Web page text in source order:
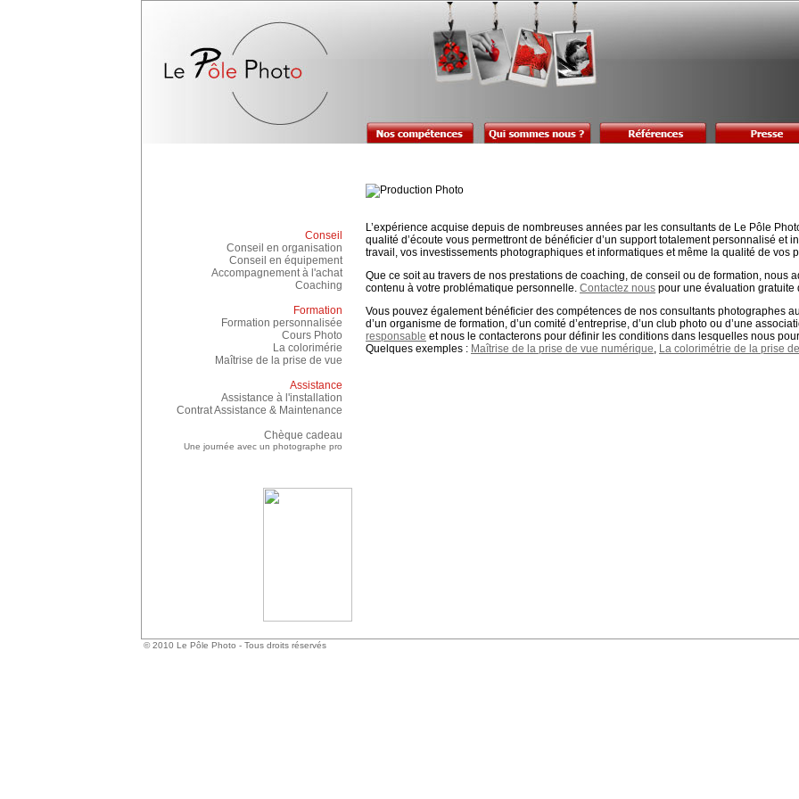
Conseil
Conseil en organisation
Conseil en équipement
Accompagnement à l'achat
Coaching
Formation
Formation personnalisée
Cours Photo
La colorimérie
Maîtrise de la prise de vue
Assistance
Assistance à l'installation
Contrat Assistance & Maintenance
Chèque cadeau
Une journée avec un photographe pro
L’expérience acquise depuis de nombreuses années par les consultants de Le Pôle
qualité d’écoute vous permettront de bénéficier d’un support totalement personnalisé et
travail, vos investissements photographiques et informatiques et même la qualité de vos
Que ce soit au travers de nos prestations de coaching, de conseil ou de formation, nous
contenu à votre problématique personnelle. Contactez nous pour une évaluation gratuite
Vous pouvez également bénéficier des compétences de nos consultants photographes
d’un organisme de formation, d’un comité d’entreprise, d’un club photo ou d’une
responsable et nous le contacterons pour définir les conditions dans lesquelles nous
Quelques exemples : Maîtrise de la prise de vue numérique, La colorimétrie de la prise
© 2010 Le Pôle Photo - Tous droits réservés